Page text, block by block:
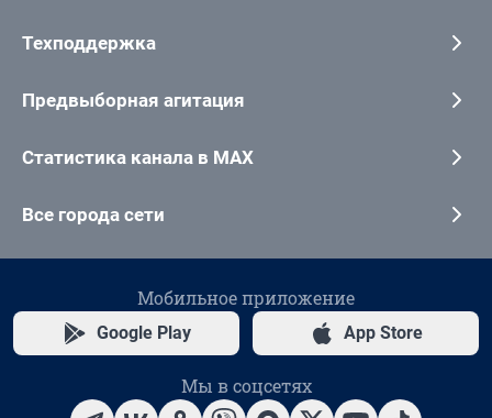
Техподдержка
Предвыборная агитация
Статистика канала в MAX
Все города сети
Мобильное приложение
Google Play App Store
Мы в соцсетях